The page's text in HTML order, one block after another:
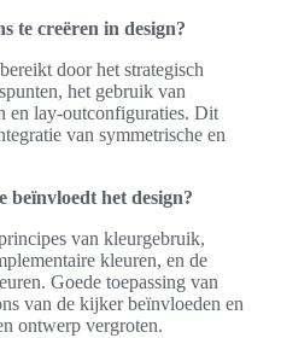
te creëren in design?
door het strategisch
het gebruik van
en lay-outconfiguraties. Dit
van symmetrische en
beïnvloedt het design?
van kleurgebruik,
kleuren, en de
Goede toepassing van
van de kijker beïnvloeden en
ontwerp vergroten.